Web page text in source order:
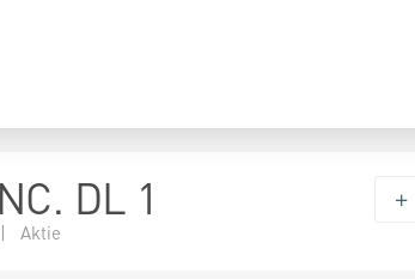
DL 1
| Aktie